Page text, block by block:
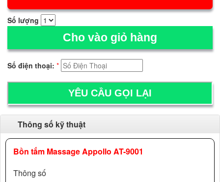
Số lượng
Cho vào giỏ hàng
Số điện thoại: *
Thông số kỹ thuật
Bồn tắm Massage Appollo AT-9001
Thông số